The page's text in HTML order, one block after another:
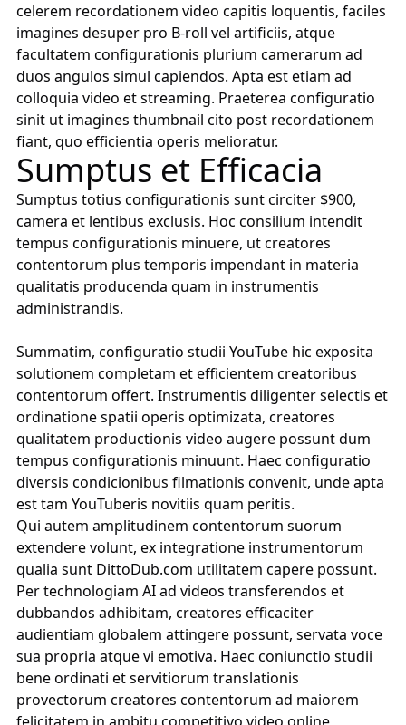
celerem recordationem video capitis loquentis, faciles
imagines desuper pro B-roll vel artificiis, atque
facultatem configurationis plurium camerarum ad
duos angulos simul capiendos. Apta est etiam ad
colloquia video et streaming. Praeterea configuratio
sinit ut imagines thumbnail cito post recordationem
fiant, quo efficientia operis melioratur.
Sumptus et Efficacia
Sumptus totius configurationis sunt circiter $900,
camera et lentibus exclusis. Hoc consilium intendit
tempus configurationis minuere, ut creatores
contentorum plus temporis impendant in materia
qualitatis producenda quam in instrumentis
administrandis.
Summatim, configuratio studii YouTube hic exposita
solutionem completam et efficientem creatoribus
contentorum offert. Instrumentis diligenter selectis et
ordinatione spatii operis optimizata, creatores
qualitatem productionis video augere possunt dum
tempus configurationis minuunt. Haec configuratio
diversis condicionibus filmationis convenit, unde apta
est tam YouTuberis novitiis quam peritis.
Qui autem amplitudinem contentorum suorum
extendere volunt, ex integratione instrumentorum
qualia sunt DittoDub.com utilitatem capere possunt.
Per technologiam AI ad videos transferendos et
dubbandos adhibitam, creatores efficaciter
audientiam globalem attingere possunt, servata voce
sua propria atque vi emotiva. Haec coniunctio studii
bene ordinati et servitiorum translationis
provectorum creatores contentorum ad maiorem